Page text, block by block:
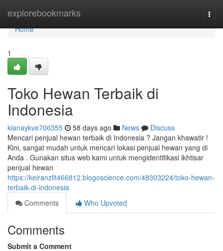
explorebookmarks
Home
Home
1
Toko Hewan Terbaik di
Indonesia
kianaykve706355 58 days ago News
Discuss
Mencari penjual hewan terbaik di Indonesia ? Jangan khawatir !
Kini, sangat mudah untuk mencari lokasi penjual hewan yang di
Anda . Gunakan situs web kami untuk mengidentifikasi ikhtisar
penjual hewan
https://keiranzllt466812.blogoscience.com/48303224/toko-hewan-
terbaik-di-indonesia
Comments
Who Upvoted
Comments
Submit a Comment